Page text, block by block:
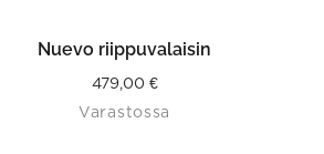
Nuevo riippuvalaisin
479,00 €
Varastossa